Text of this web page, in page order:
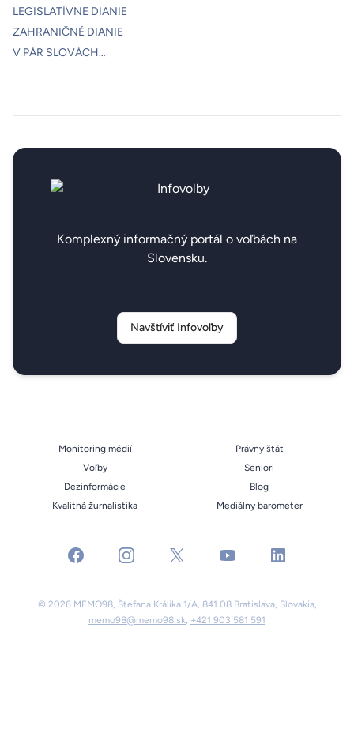
LEGISLATÍVNE DIANIE
ZAHRANIČNÉ DIANIE
V PÁR SLOVÁCH…
Komplexný informačný portál o voľbách na
Slovensku.
Navštíviť Infovoľby
Monitoring médií
Voľby
Dezinformácie
Kvalitná žurnalistika
Právny štát
Seniori
Blog
Mediálny barometer
facebook instagramx youtube linkedin
© 2026 MEMO98, Štefana Králika 1/A, 841 08 Bratislava, Slovakia,
memo98@memo98.sk, +421 903 581 591